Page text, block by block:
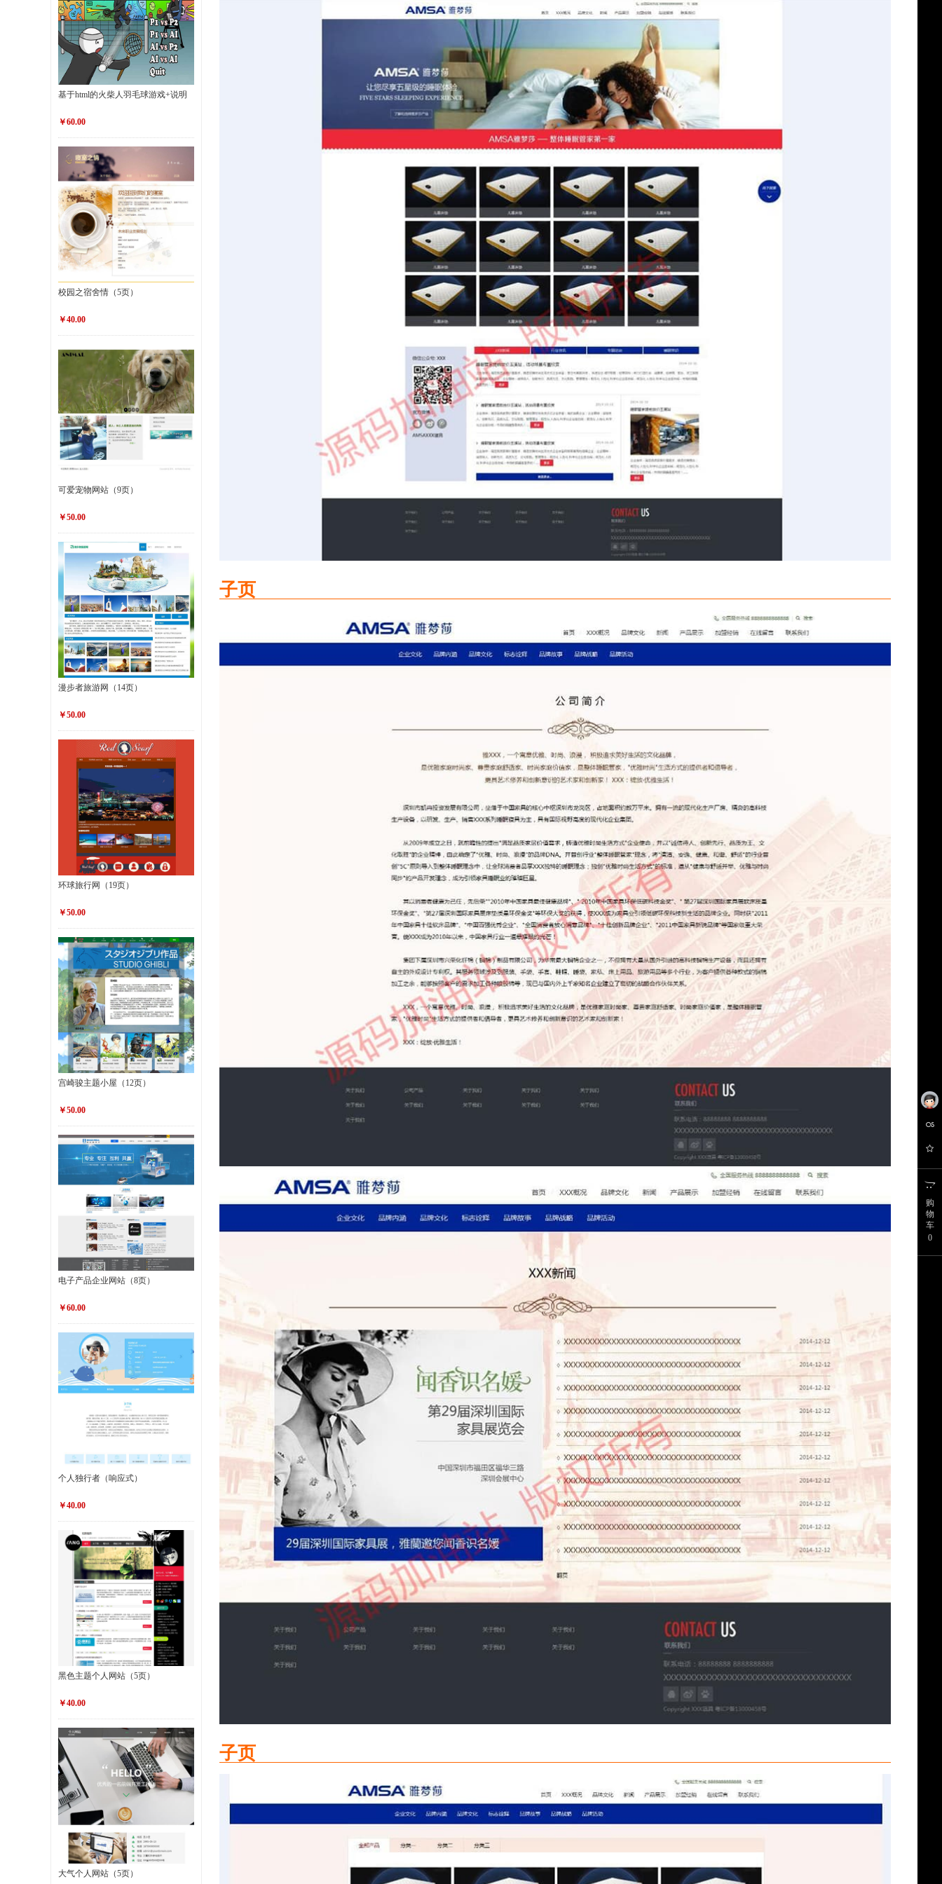
基于html的火柴人羽毛球游戏+说明
￥60.00
校园之宿舍情（5页）
￥40.00
可爱宠物网站（9页）
￥50.00
漫步者旅游网（14页）
￥50.00
环球旅行网（19页）
￥50.00
宫崎骏主题小屋（12页）
￥50.00
电子产品企业网站（8页）
￥60.00
个人独行者（响应式）
￥40.00
黑色主题个人网站（5页）
￥40.00
大气个人网站（5页）
子页
子页
购
物
车
0